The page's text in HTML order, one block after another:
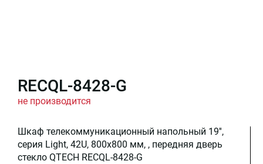
RECQL-8428-G
не производится
Шкаф телекоммуникационный напольный 19'',
серия Light, 42U, 800x800 мм, , передняя дверь
стекло QTECH RECQL-8428-G